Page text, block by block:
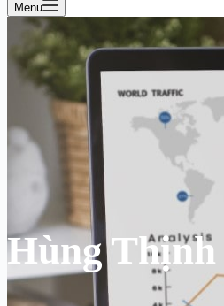
Menu
Hùng